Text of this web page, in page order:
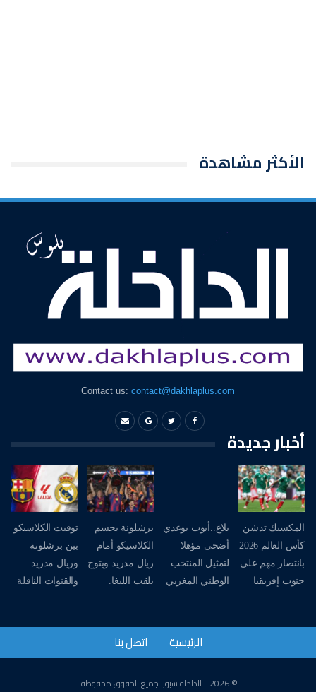
الأكثر مشاهدة
Contact us: contact@dakhlaplus.com
أخبار جديدة
المكسيك تدشن
كأس العالم 2026
بانتصار مهم على
جنوب إفريقيا
بلاغ..أيوب بوعدي
أضحى مؤهلا
لتمثيل المنتخب
الوطني المغربي
برشلونة يحسم
الكلاسيكو أمام
ريال مدريد ويتوج
بلقب الليغا.
توقيت الكلاسيكو
بين برشلونة
وريال مدريد
والقنوات الناقلة
الرئيسية اتصل بنا
© 2026 - الداخلة سبور. جميع الحقوق محفوظة.